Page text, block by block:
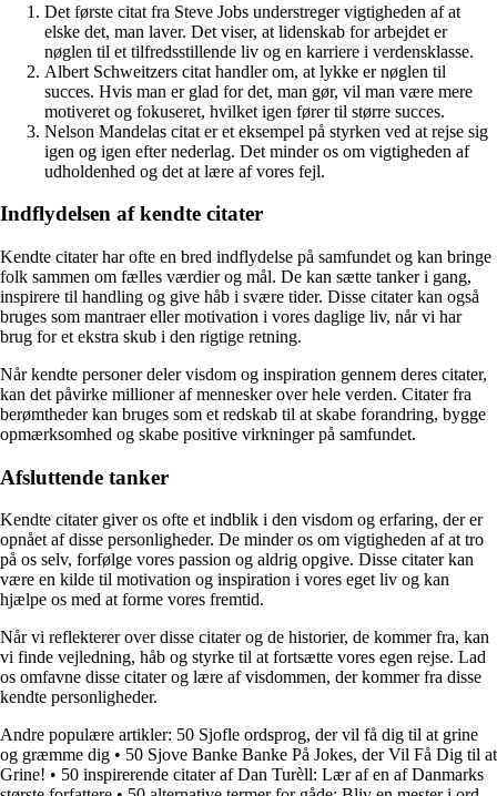
Det første citat fra Steve Jobs understreger vigtigheden af at
elske det, man laver. Det viser, at lidenskab for arbejdet er
nøglen til et tilfredsstillende liv og en karriere i verdensklasse.
Albert Schweitzers citat handler om, at lykke er nøglen til
succes. Hvis man er glad for det, man gør, vil man være mere
motiveret og fokuseret, hvilket igen fører til større succes.
Nelson Mandelas citat er et eksempel på styrken ved at rejse sig
igen og igen efter nederlag. Det minder os om vigtigheden af
udholdenhed og det at lære af vores fejl.
Indflydelsen af kendte citater
Kendte citater har ofte en bred indflydelse på samfundet og kan bringe
folk sammen om fælles værdier og mål. De kan sætte tanker i gang,
inspirere til handling og give håb i svære tider. Disse citater kan også
bruges som mantraer eller motivation i vores daglige liv, når vi har
brug for et ekstra skub i den rigtige retning.
Når kendte personer deler visdom og inspiration gennem deres citater,
kan det påvirke millioner af mennesker over hele verden. Citater fra
berømtheder kan bruges som et redskab til at skabe forandring, bygge
opmærksomhed og skabe positive virkninger på samfundet.
Afsluttende tanker
Kendte citater giver os ofte et indblik i den visdom og erfaring, der er
opnået af disse personligheder. De minder os om vigtigheden af at tro
på os selv, forfølge vores passion og aldrig opgive. Disse citater kan
være en kilde til motivation og inspiration i vores eget liv og kan
hjælpe os med at forme vores fremtid.
Når vi reflekterer over disse citater og de historier, de kommer fra, kan
vi finde vejledning, håb og styrke til at fortsætte vores egen rejse. Lad
os omfavne disse citater og lære af visdommen, der kommer fra disse
kendte personligheder.
Andre populære artikler: 50 Sjofle ordsprog, der vil få dig til at grine
og græmme dig • 50 Sjove Banke Banke På Jokes, der Vil Få Dig til at
Grine! • 50 inspirerende citater af Dan Turèll: Lær af en af Danmarks